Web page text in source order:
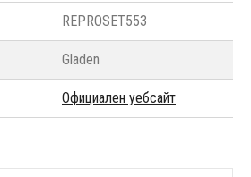
REPROSET553
Gladen
Официален уебсайт